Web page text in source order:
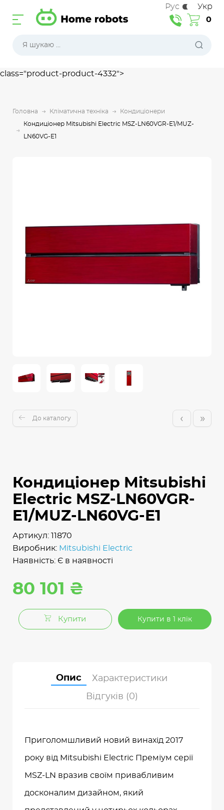
class="product-product-4332">
0
Рус Укр
Головна Кліматична техніка Кондиціонери
Кондиціонер Mitsubishi Electric MSZ-LN60VGR-E1/MUZ-
LN60VG-E1
До каталогу ‹ »
Кондиціонер Mitsubishi
Electric MSZ-LN60VGR-
E1/MUZ-LN60VG-E1
Артикул: 11870
Виробник: Mitsubishi Electric
Наявність: Є в наявності
80 101 ₴
Купити Купити в 1 клік
Опис
Характеристики
Відгуків (0)
Приголомшливий новий винахід 2017
року від Mitsubishi Electric Преміум серії
MSZ-LN вразив своїм привабливим
досконалим дизайном, який